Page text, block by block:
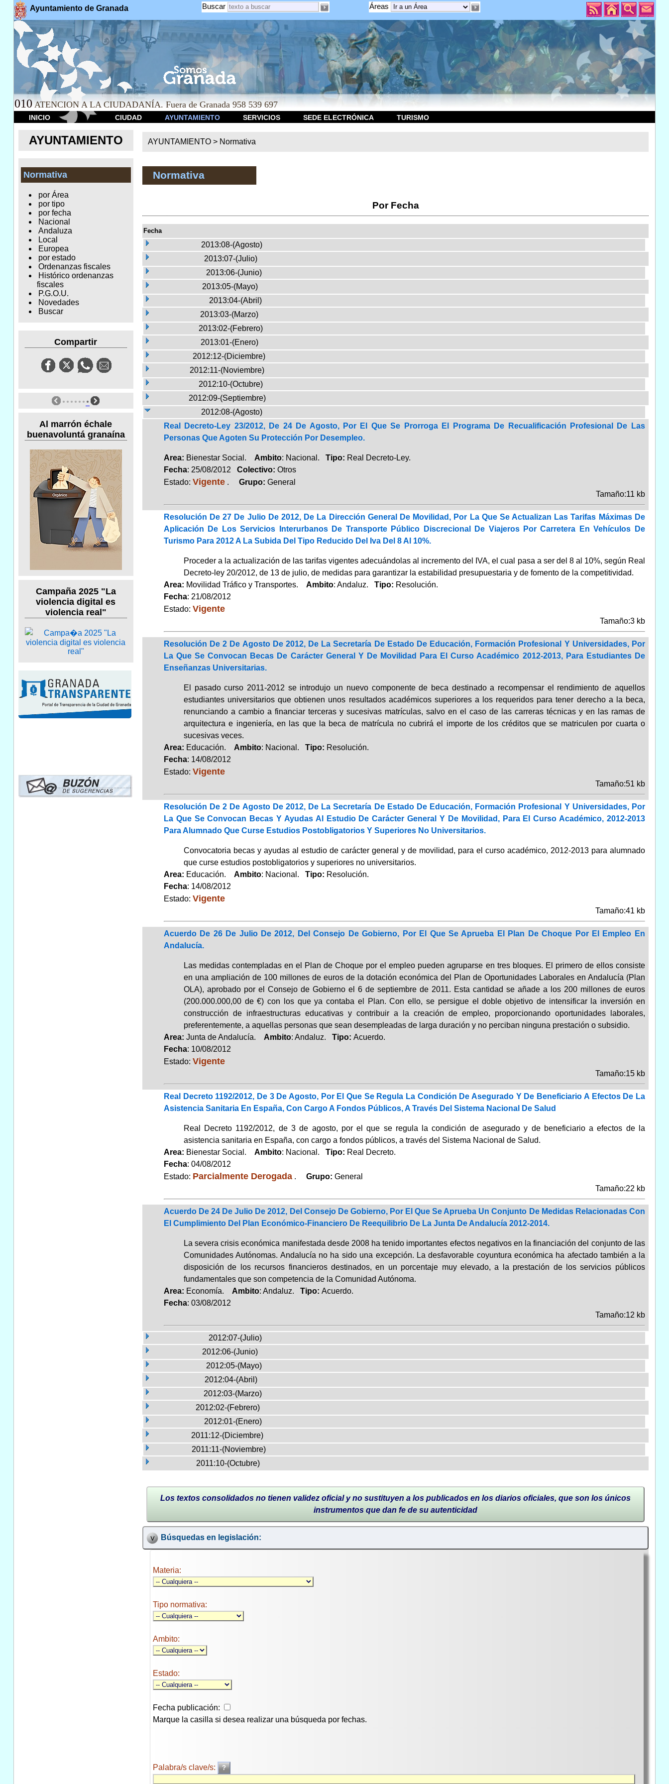
Ayuntamiento de Granada Áreas
Buscar
010 ATENCION A LA CIUDADANÍA. Fuera de Granada 958 539 697
INICIO CIUDAD AYUNTAMIENTO SERVICIOS SEDE ELECTRÓNICA TURISMO
AYUNTAMIENTO
Normativa
por Área
por tipo
por fecha
Nacional
Andaluza
Local
Europea
por estado
Ordenanzas fiscales
Histórico ordenanzas
fiscales
P.G.O.U.
Novedades
Buscar
Compartir
Al marrón échale
buenavoluntá granaína
Campaña 2025 "La
violencia digital es
violencia real"
AYUNTAMIENTO > Normativa
Normativa
Por Fecha
Fecha
2013:08-(Agosto)
2013:07-(Julio)
2013:06-(Junio)
2013:05-(Mayo)
2013:04-(Abril)
2013:03-(Marzo)
2013:02-(Febrero)
2013:01-(Enero)
2012:12-(Diciembre)
2012:11-(Noviembre)
2012:10-(Octubre)
2012:09-(Septiembre)
2012:08-(Agosto)
Real Decreto-Ley 23/2012, De 24 De Agosto, Por El Que Se Prorroga El Programa De Recualificación Profesional De Las
Personas Que Agoten Su Protección Por Desempleo.
Area: Bienestar Social. Ambito: Nacional. Tipo: Real Decreto-Ley.
Fecha: 25/08/2012 Colectivo: Otros
Estado: Vigente. Grupo: General
Tamaño:11 kb
Resolución De 27 De Julio De 2012, De La Dirección General De Movilidad, Por La Que Se Actualizan Las Tarifas Máximas De
Aplicación De Los Servicios Interurbanos De Transporte Público Discrecional De Viajeros Por Carretera En Vehículos De
Turismo Para 2012 A La Subida Del Tipo Reducido Del Iva Del 8 Al 10%.
Proceder a la actualización de las tarifas vigentes adecuándolas al incremento del IVA, el cual pasa a ser del 8 al 10%, según Real
Decreto-ley 20/2012, de 13 de julio, de medidas para garantizar la estabilidad presupuestaria y de fomento de la competitividad.
Area: Movilidad Tráfico y Transportes. Ambito: Andaluz. Tipo: Resolución.
Fecha: 21/08/2012
Estado: Vigente
Tamaño:3 kb
Resolución De 2 De Agosto De 2012, De La Secretaría De Estado De Educación, Formación Profesional Y Universidades, Por
La Que Se Convocan Becas De Carácter General Y De Movilidad Para El Curso Académico 2012-2013, Para Estudiantes De
Enseñanzas Universitarias.
El pasado curso 2011-2012 se introdujo un nuevo componente de beca destinado a recompensar el rendimiento de aquellos
estudiantes universitarios que obtienen unos resultados académicos superiores a los requeridos para tener derecho a la beca,
renunciando a cambio a financiar terceras y sucesivas matrículas, salvo en el caso de las carreras técnicas y en las ramas de
arquitectura e ingeniería, en las que la beca de matrícula no cubrirá el importe de los créditos que se matriculen por cuarta o
sucesivas veces.
Area: Educación. Ambito: Nacional. Tipo: Resolución.
Fecha: 14/08/2012
Estado: Vigente
Tamaño:51 kb
Resolución De 2 De Agosto De 2012, De La Secretaría De Estado De Educación, Formación Profesional Y Universidades, Por
La Que Se Convocan Becas Y Ayudas Al Estudio De Carácter General Y De Movilidad, Para El Curso Académico, 2012-2013
Para Alumnado Que Curse Estudios Postobligatorios Y Superiores No Universitarios.
Convocatoria becas y ayudas al estudio de carácter general y de movilidad, para el curso académico, 2012-2013 para alumnado
que curse estudios postobligatorios y superiores no universitarios.
Area: Educación. Ambito: Nacional. Tipo: Resolución.
Fecha: 14/08/2012
Estado: Vigente
Tamaño:41 kb
Acuerdo De 26 De Julio De 2012, Del Consejo De Gobierno, Por El Que Se Aprueba El Plan De Choque Por El Empleo En
Andalucía.
Las medidas contempladas en el Plan de Choque por el empleo pueden agruparse en tres bloques. El primero de ellos consiste
en una ampliación de 100 millones de euros de la dotación económica del Plan de Oportunidades Laborales en Andalucía (Plan
OLA), aprobado por el Consejo de Gobierno el 6 de septiembre de 2011. Esta cantidad se añade a los 200 millones de euros
(200.000.000,00 de €) con los que ya contaba el Plan. Con ello, se persigue el doble objetivo de intensificar la inversión en
construcción de infraestructuras educativas y contribuir a la creación de empleo, proporcionando oportunidades laborales,
preferentemente, a aquellas personas que sean desempleadas de larga duración y no perciban ninguna prestación o subsidio.
Area: Junta de Andalucía. Ambito: Andaluz. Tipo: Acuerdo.
Fecha: 10/08/2012
Estado: Vigente
Tamaño:15 kb
Real Decreto 1192/2012, De 3 De Agosto, Por El Que Se Regula La Condición De Asegurado Y De Beneficiario A Efectos De La
Asistencia Sanitaria En España, Con Cargo A Fondos Públicos, A Través Del Sistema Nacional De Salud
Real Decreto 1192/2012, de 3 de agosto, por el que se regula la condición de asegurado y de beneficiario a efectos de la
asistencia sanitaria en España, con cargo a fondos públicos, a través del Sistema Nacional de Salud.
Area: Bienestar Social. Ambito: Nacional. Tipo: Real Decreto.
Fecha: 04/08/2012
Estado: Parcialmente Derogada. Grupo: General
Tamaño:22 kb
Acuerdo De 24 De Julio De 2012, Del Consejo De Gobierno, Por El Que Se Aprueba Un Conjunto De Medidas Relacionadas Con
El Cumplimiento Del Plan Económico-Financiero De Reequilibrio De La Junta De Andalucía 2012-2014.
La severa crisis económica manifestada desde 2008 ha tenido importantes efectos negativos en la financiación del conjunto de las
Comunidades Autónomas. Andalucía no ha sido una excepción. La desfavorable coyuntura económica ha afectado también a la
disposición de los recursos financieros destinados, en un porcentaje muy elevado, a la prestación de los servicios públicos
fundamentales que son competencia de la Comunidad Autónoma.
Area: Economía. Ambito: Andaluz. Tipo: Acuerdo.
Fecha: 03/08/2012
Tamaño:12 kb
2012:07-(Julio)
2012:06-(Junio)
2012:05-(Mayo)
2012:04-(Abril)
2012:03-(Marzo)
2012:02-(Febrero)
2012:01-(Enero)
2011:12-(Diciembre)
2011:11-(Noviembre)
2011:10-(Octubre)
Los textos consolidados no tienen validez oficial y no sustituyen a los publicados en los diarios oficiales, que son los únicos
instrumentos que dan fe de su autenticidad
Búsquedas en legislación:
Materia:
Tipo normativa:
Ambito:
Estado:
Fecha publicación:
Marque la casilla si desea realizar una búsqueda por fechas.
Palabra/s clave/s: